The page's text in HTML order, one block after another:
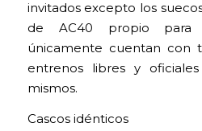
invitados excepto los
de AC40 propio para
únicamente cuentan con
entrenos libres y
mismos.
Cascos idénticos